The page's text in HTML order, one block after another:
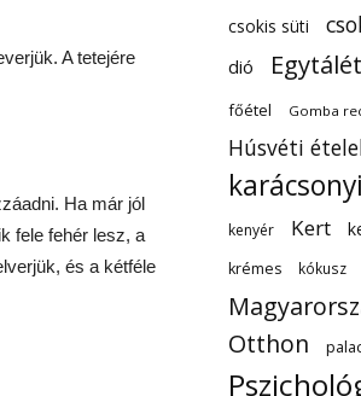
A tetejére
Ha már jól
fele fehér lesz, a
és a kétféle
csokis süti
dió
főétel Gomba
Húsvéti
kenyér
Kert
krémes
kókusz
Otthon